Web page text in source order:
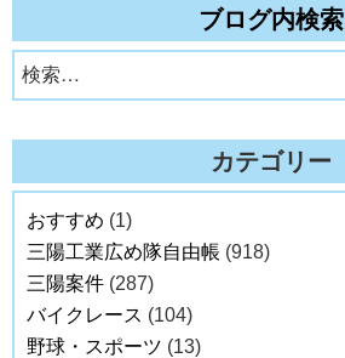
ブログ内検索
検
索:
カテゴリー
おすすめ (1)
三陽工業広め隊自由帳 (918)
三陽案件 (287)
バイクレース (104)
野球・スポーツ (13)